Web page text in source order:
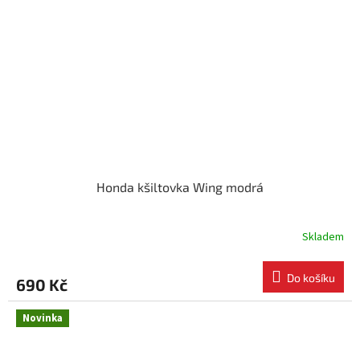
Honda kšiltovka Wing modrá
Skladem
690 Kč Do košíku
Novinka